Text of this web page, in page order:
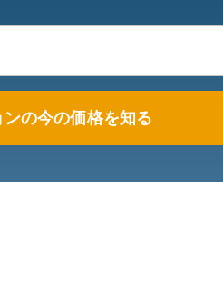
ンの今の価格を知る